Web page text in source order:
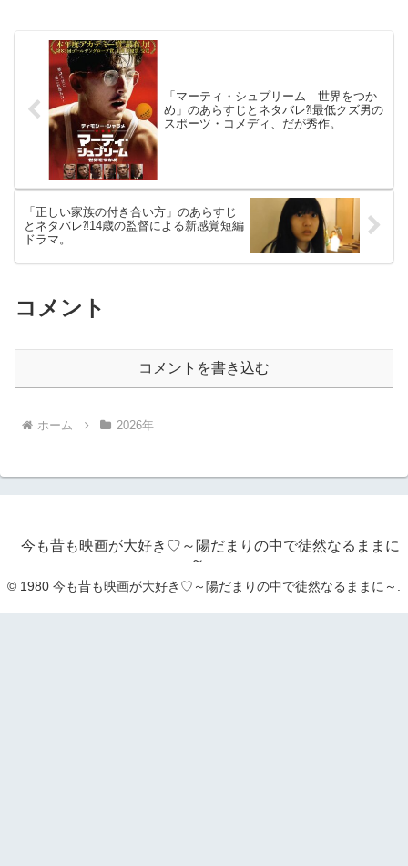
「マーティ・シュプリーム 世界をつか
め」のあらすじとネタバレ⁈最低クズ男の
スポーツ・コメディ、だが秀作。
「正しい家族の付き合い方」のあらすじ
とネタバレ⁈14歳の監督による新感覚短編
ドラマ。
コメント
コメントを書き込む
ホーム 2026年
今も昔も映画が大好き♡～陽だまりの中で徒然なるままに
～
© 1980 今も昔も映画が大好き♡～陽だまりの中で徒然なるままに～.